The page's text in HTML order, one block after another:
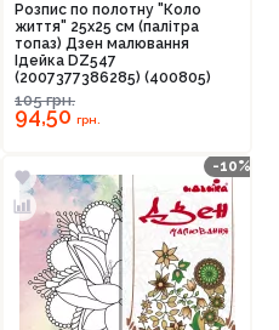
Розпис по полотну "Коло
життя" 25х25 см (палітра
топаз) Дзен малювання
Ідейка DZ547
(2007377386285) (400805)
105грн.
94,50 грн.
-10%